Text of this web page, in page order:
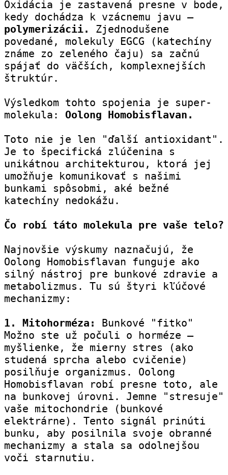
Oxidácia je zastavená presne v bode,
polymerizácii.
Zjednodušene
povedané, molekuly EGCG (katechíny
známe zo zeleného čaju) sa začnú
spájať do väčších, komplexnejších
štruktúr.
Výsledkom tohto spojenia je super-
molekula: Oolong Homobisflavan.
Toto nie je len "ďalší antioxidant".
Je to špecifická zlúčenina s
unikátnou architekturou, ktorá jej
umožňuje komunikovať s našimi
bunkami spôsobmi, aké bežné
katechíny nedokážu.
Čo robí táto molekula pre vaše telo?
Najnovšie výskumy naznačujú, že
Oolong Homobisflavan funguje ako
silný nástroj pre bunkové zdravie a
metabolizmus. Tu sú štyri kľúčové
mechanizmy:
1. Mitohorméza:
Bunkové "fitko"
Možno ste už počuli o horméze –
myšlienke, že mierny stres (ako
studená sprcha alebo cvičenie)
posilňuje organizmus. Oolong
Homobisflavan robí presne toto, ale
na bunkovej úrovni. Jemne "stresuje"
vaše mitochondrie (bunkové
elektrárne). Tento signál prinúti
bunku, aby posilnila svoje obranné
mechanizmy a stala sa odolnejšou
voči starnutiu.